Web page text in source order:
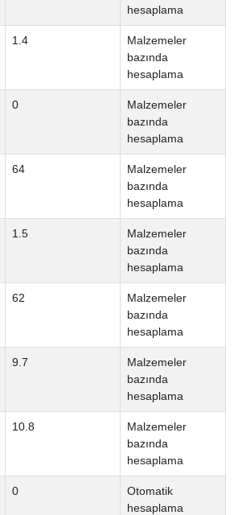
hesaplama
1.4
Malzemeler
bazında
hesaplama
0
Malzemeler
bazında
hesaplama
64
Malzemeler
bazında
hesaplama
1.5
Malzemeler
bazında
hesaplama
62
Malzemeler
bazında
hesaplama
9.7
Malzemeler
bazında
hesaplama
10.8
Malzemeler
bazında
hesaplama
0
Otomatik
hesaplama